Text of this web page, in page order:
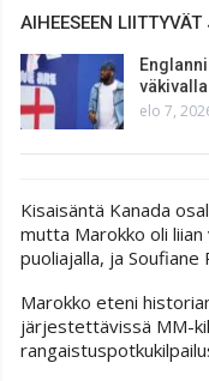
AIHEESEEN
elo 7,
Kisaisäntä Kanada
mutta Marokko oli
puoliajalla, ja
Marokko eteni
järjestettävissä MM-